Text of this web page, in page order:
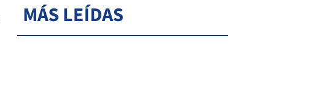
MÁS LEÍDAS